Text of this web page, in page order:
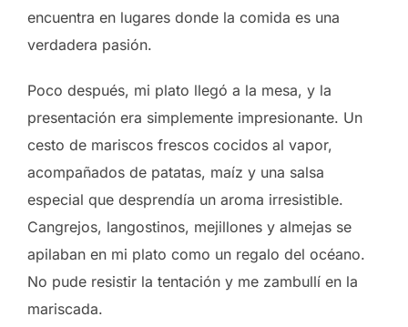
encuentra en lugares donde la comida es una
verdadera pasión.
Poco después, mi plato llegó a la mesa, y la
presentación era simplemente impresionante. Un
cesto de mariscos frescos cocidos al vapor,
acompañados de patatas, maíz y una salsa
especial que desprendía un aroma irresistible.
Cangrejos, langostinos, mejillones y almejas se
apilaban en mi plato como un regalo del océano.
No pude resistir la tentación y me zambullí en la
mariscada.